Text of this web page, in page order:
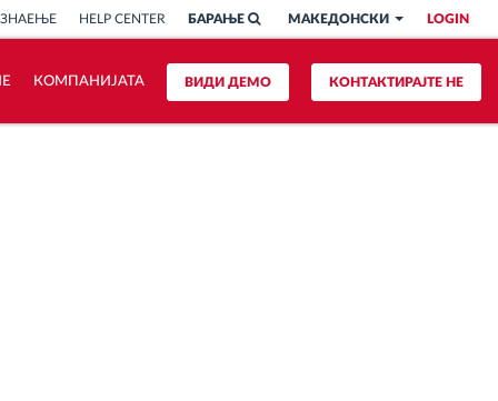
LOGIN
МАКЕДОНСКИ
БАРАЊЕ
ЗНАЕЊЕ HELP CENTER
КОНТАКТИРАЈТЕ НЕ
ВИДИ ДЕМО
КОМПАНИЈАТА